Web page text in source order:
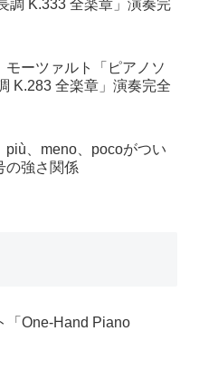
調 K.333 全楽章」演奏完
モーツァルト「ピアノソ
K.283 全楽章」演奏完全
più、meno、pocoがつい
の強さ関係
「One-Hand Piano